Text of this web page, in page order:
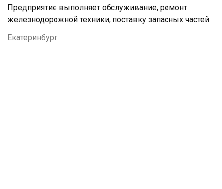
Предприятие выполняет обслуживание, ремонт
железнодорожной техники, поставку запасных частей.
Екатеринбург